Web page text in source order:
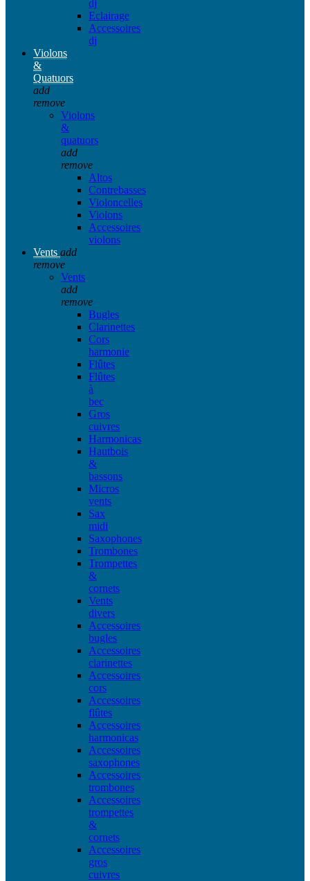
dj
Eclairage
Accessoires
dj
Violons
&
Quatuors
add
remove
Violons
&
quatuors
add
remove
Altos
Contrebasses
Violoncelles
Violons
Accessoires
violons
Vents add
remove
Vents
add
remove
Bugles
Clarinettes
Cors
harmonie
Flûtes
Flûtes
à
bec
Gros
cuivres
Harmonicas
Hautbois
&
bassons
Micros
vents
Sax
midi
Saxophones
Trombones
Trompettes
&
cornets
Vents
divers
Accessoires
bugles
Accessoires
clarinettes
Accessoires
cors
Accessoires
flûtes
Accessoires
harmonicas
Accessoires
saxophones
Accessoires
trombones
Accessoires
trompettes
&
cornets
Accessoires
gros
cuivres